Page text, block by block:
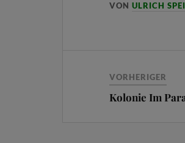
VONULRICH
VORHERIGER
Kolonie Im